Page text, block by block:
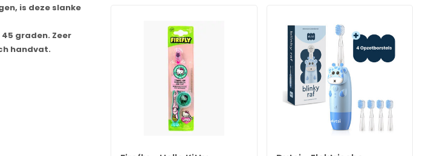
is deze slanke
graden. Zeer
handvat.